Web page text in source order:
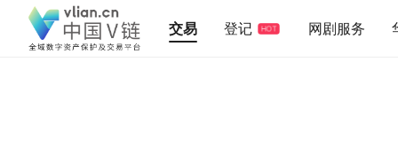
交易 登记 HOT 网剧服务